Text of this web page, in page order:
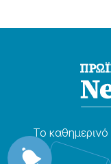
Το καθημερɩνό